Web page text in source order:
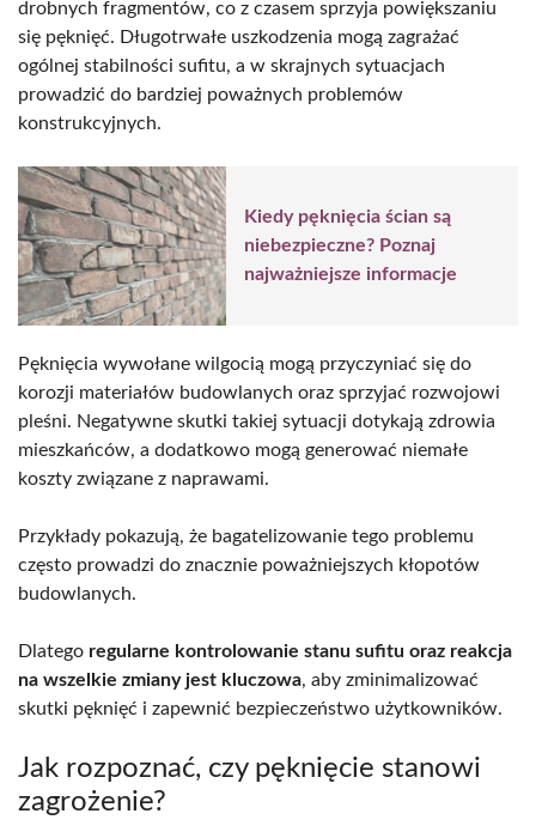
drobnych fragmentów, co z czasem sprzyja powiększaniu
się pęknięć. Długotrwałe uszkodzenia mogą zagrażać
ogólnej stabilności sufitu, a w skrajnych sytuacjach
prowadzić do bardziej poważnych problemów
konstrukcyjnych.
Kiedy pęknięcia ścian są
niebezpieczne? Poznaj
najważniejsze informacje
Pęknięcia wywołane wilgocią mogą przyczyniać się do
korozji materiałów budowlanych oraz sprzyjać rozwojowi
pleśni. Negatywne skutki takiej sytuacji dotykają zdrowia
mieszkańców, a dodatkowo mogą generować niemałe
koszty związane z naprawami.
Przykłady pokazują, że bagatelizowanie tego problemu
często prowadzi do znacznie poważniejszych kłopotów
budowlanych.
Dlatego regularne kontrolowanie stanu sufitu oraz reakcja
na wszelkie zmiany jest kluczowa, aby zminimalizować
skutki pęknięć i zapewnić bezpieczeństwo użytkowników.
Jak rozpoznać, czy pęknięcie stanowi
zagrożenie?